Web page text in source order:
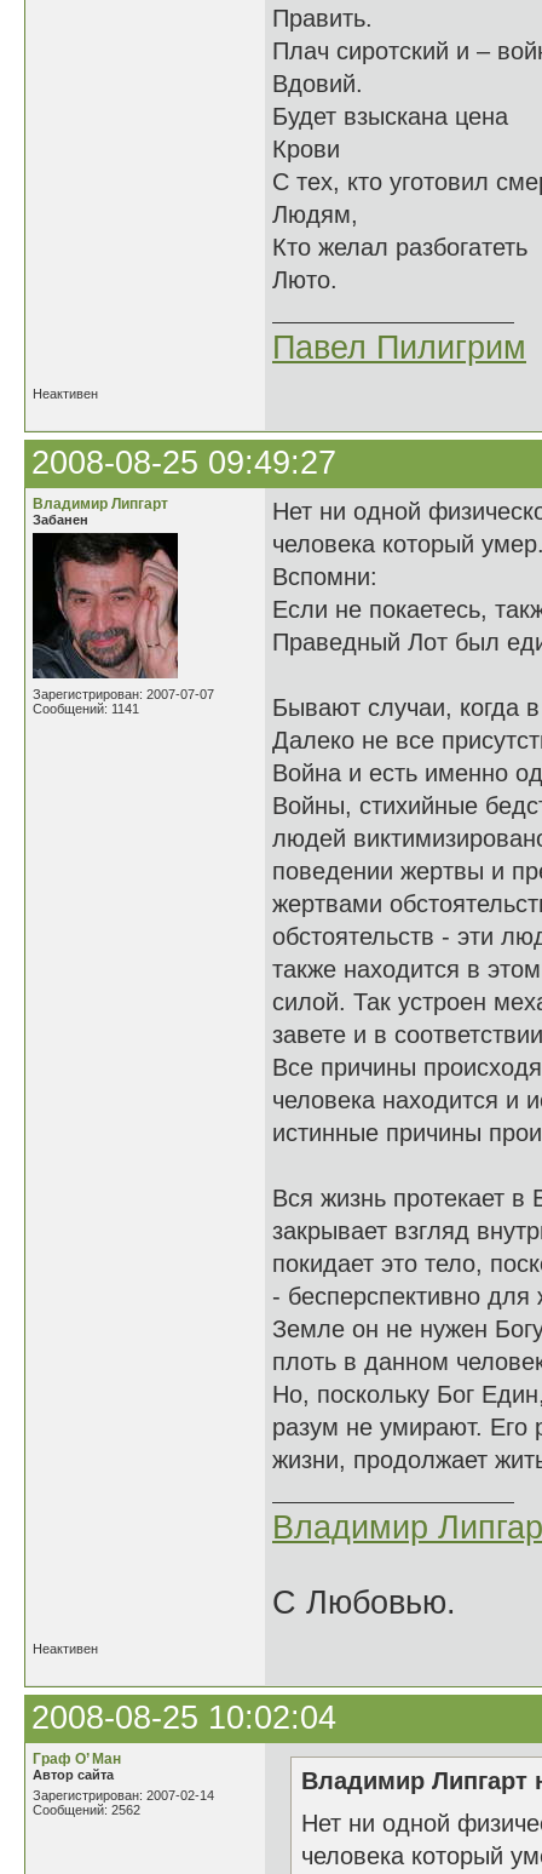
Править.
Плач сиротский и –
Вдовий.
Будет взыскана цена
Крови
С тех, кто уготовил
Людям,
Кто желал разбогатеть
Люто.
Павел Пилигрим
Неактивен
2008-08-25 09:49:27
Владимир Липгарт
Забанен
Зарегистрирован: 2007-07-07
Сообщений: 1141
Нет ни одной
человека который
Вспомни:
Если не покаетесь,
Праведный Лот был
Бывают случаи, когда
Далеко не все
Война и есть именно
Войны, стихийные
людей
поведении жертвы и
жертвами
обстоятельств - эти
также находится в
силой. Так устроен
завете и в
Все причины
человека находится и
истинные причины
Вся жизнь протекает в
закрывает взгляд
покидает это тело,
- бесперспективно для
Земле он не нужен
плоть в данном
Но, поскольку Бог
разум не умирают. Его
жизни, продолжает
Владимир
С Любовью.
Неактивен
2008-08-25 10:02:04
Граф О’ Ман
Автор сайта
Зарегистрирован: 2007-02-14
Сообщений: 2562
Владимир Липгарт
Нет ни одной
человека который